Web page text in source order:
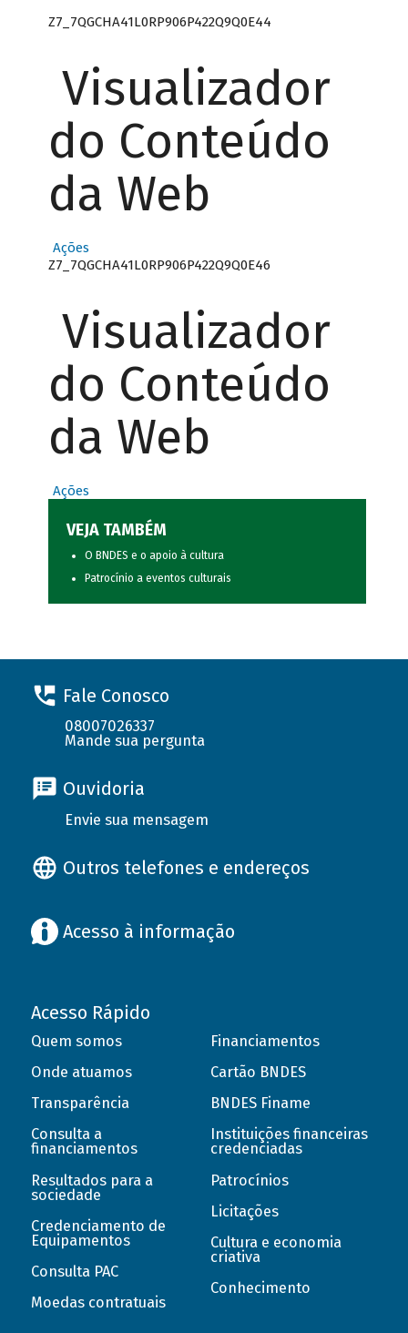
Z7_7QGCHA41L0RP906P422Q9Q0E44
Visualizador
do Conteúdo
da Web
Ações
Z7_7QGCHA41L0RP906P422Q9Q0E46
Visualizador
do Conteúdo
da Web
Ações
VEJA TAMBÉM
O BNDES e o apoio à cultura
Patrocínio a eventos culturais
Fale Conosco
08007026337
Mande sua pergunta
Ouvidoria
Envie sua mensagem
Outros telefones e endereços
Acesso à informação
Acesso Rápido
Quem somos
Onde atuamos
Transparência
Consulta a
financiamentos
Resultados para a
sociedade
Credenciamento de
Equipamentos
Consulta PAC
Moedas contratuais
Financiamentos
Cartão BNDES
BNDES Finame
Instituições financeiras
credenciadas
Patrocínios
Licitações
Cultura e economia
criativa
Conhecimento